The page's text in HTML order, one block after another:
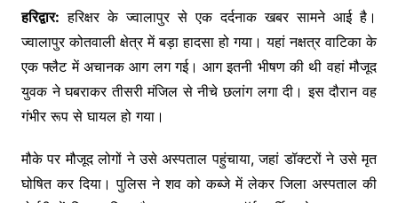
हरिद्वार: हरिक्षर के ज्वालापुर से एक दर्दनाक खबर सामने आई है।
ज्वालापुर कोतवाली क्षेत्र में बड़ा हादसा हो गया। यहां नक्षत्र वाटिका के
एक फ्लैट में अचानक आग लग गई। आग इतनी भीषण की थी वहां मौजूद
युवक ने घबराकर तीसरी मंजिल से नीचे छलांग लगा दी। इस दौरान वह
गंभीर रूप से घायल हो गया।
मौके पर मौजूद लोगों ने उसे अस्पताल पहुंचाया, जहां डॉक्टरों ने उसे मृत
घोषित कर दिया। पुलिस ने शव को कब्जे में लेकर जिला अस्पताल की